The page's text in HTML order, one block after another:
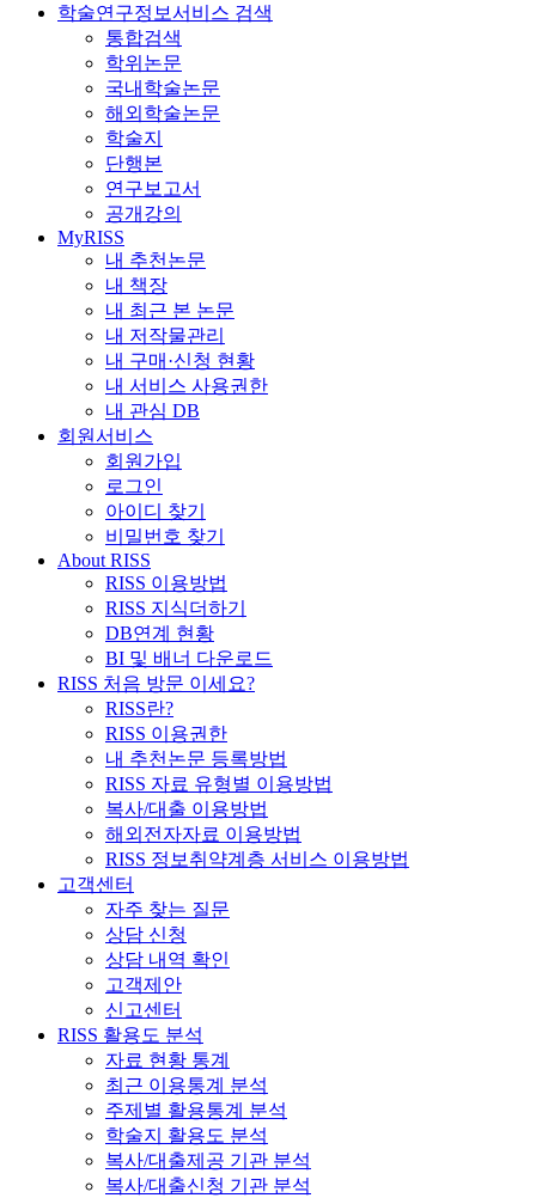
학술연구정보서비스 검색
통합검색
학위논문
국내학술논문
해외학술논문
학술지
단행본
연구보고서
공개강의
MyRISS
내 추천논문
내 책장
내 최근 본 논문
내 저작물관리
내 구매·신청 현황
내 서비스 사용권한
내 관심 DB
회원서비스
회원가입
로그인
아이디 찾기
비밀번호 찾기
About RISS
RISS 이용방법
RISS 지식더하기
DB연계 현황
BI 및 배너 다운로드
RISS 처음 방문 이세요?
RISS란?
RISS 이용권한
내 추천논문 등록방법
RISS 자료 유형별 이용방법
복사/대출 이용방법
해외전자자료 이용방법
RISS 정보취약계층 서비스 이용방법
고객센터
자주 찾는 질문
상담 신청
상담 내역 확인
고객제안
신고센터
RISS 활용도 분석
자료 현황 통계
최근 이용통계 분석
주제별 활용통계 분석
학술지 활용도 분석
복사/대출제공 기관 분석
복사/대출신청 기관 분석